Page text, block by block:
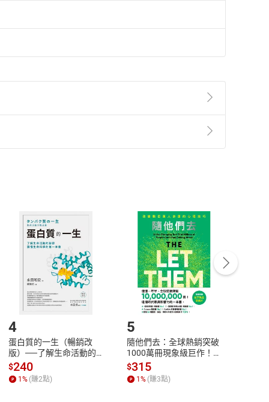
第2條第5款之規定，「非以有形媒介提供之數位
點選「瀏覽訂單明細」 「申請取消訂單/退
付款方式
Payment
完成訂單
Complete
號，下載書籍後看書
4
蛋白質的一生（暢銷改
版）──了解生命活動的
秘密，讀懂生命科學的第
一本書【電子書】
$240
1% (賺2點)
5
隨他們去：全球熱銷突破
1000萬冊現象級巨作！
改變千萬人命運的心理技
巧【附放下執念明信片
圖】【電子書】
$315
1% (賺3點)